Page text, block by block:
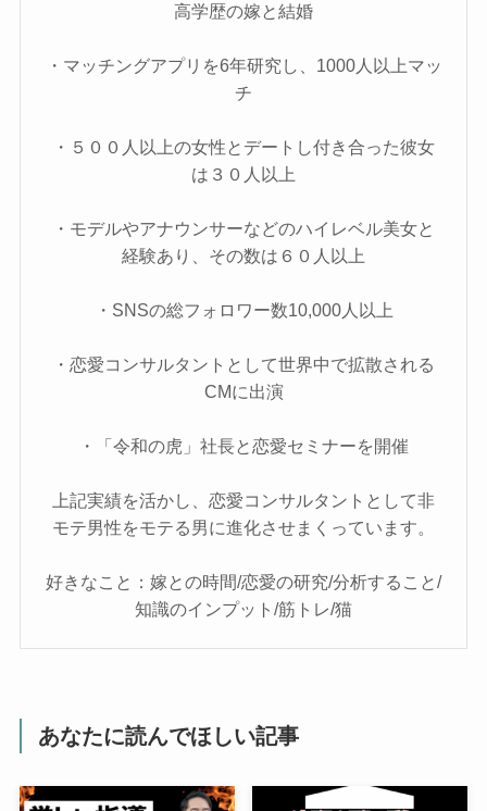
高学歴の嫁と結婚
・マッチングアプリを6年研究し、1000人以上マッ
チ
・５００人以上の女性とデートし付き合った彼女
は３０人以上
・モデルやアナウンサーなどのハイレベル美女と
経験あり、その数は６０人以上
・SNSの総フォロワー数10,000人以上
・恋愛コンサルタントとして世界中で拡散される
CMに出演
・「令和の虎」社長と恋愛セミナーを開催
上記実績を活かし、恋愛コンサルタントとして非
モテ男性をモテる男に進化させまくっています。
好きなこと：嫁との時間/恋愛の研究/分析すること/
知識のインプット/筋トレ/猫
あなたに読んでほしい記事